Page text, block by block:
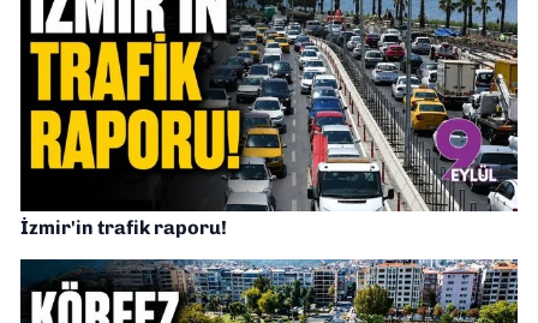
İzmir'in trafik raporu!